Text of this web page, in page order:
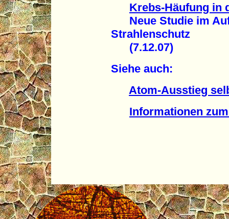
Krebs-Häufung in
Neue Studie im
Strahlenschutz
(7.12.07)
Siehe auch:
Atom-Ausstieg
Informationen